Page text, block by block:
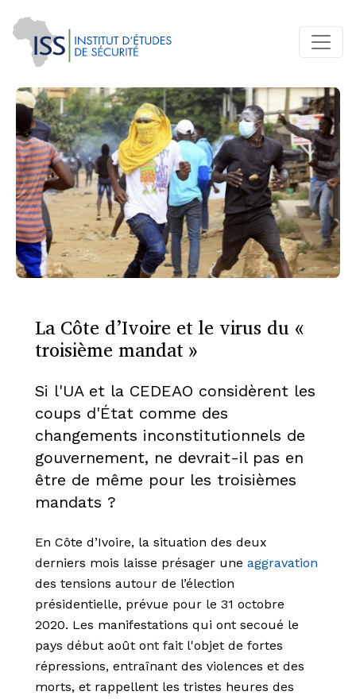
La Côte d’Ivoire et le virus du «
troisième mandat »
Si l'UA et la CEDEAO considèrent les
coups d'État comme des
changements inconstitutionnels de
gouvernement, ne devrait-il pas en
être de même pour les troisièmes
mandats ?
En Côte d’Ivoire, la situation des deux
derniers mois laisse présager une aggravation
des tensions autour de l’élection
présidentielle, prévue pour le 31 octobre
2020. Les manifestations qui ont secoué le
pays début août ont fait l'objet de fortes
répressions, entraînant des violences et des
morts, et rappellent les tristes heures des